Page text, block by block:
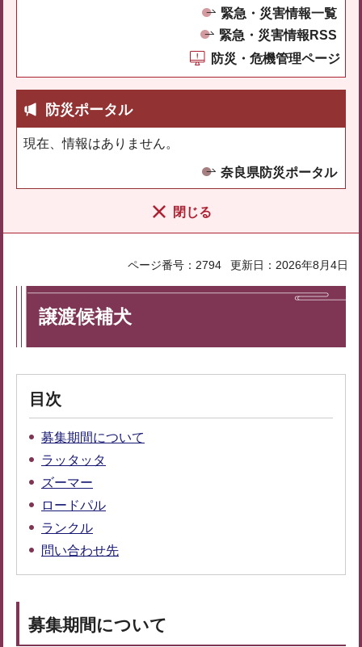
緊急・災害情報一覧
緊急・災害情報RSS
防災・危機管理ページ
防災ポータル
現在、情報はありません。
奈良県防災ポータル
閉じる
ページ番号：2794 更新日：2026年8月4日
譲渡候補犬
目次
募集期間について
ラッタッタ
ズーマー
ロードパル
ランクル
問い合わせ先
募集期間について